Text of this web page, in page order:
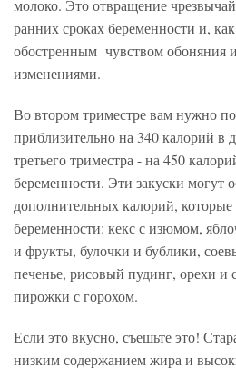
молоко. Это отвращение
ранних сроках беременности и,
обостренным чувством обоняния
изменениями.
Во втором триместре вам нужно
приблизительно на 340 калорий в
третьего триместра - на 450
беременности. Эти закуски могут
дополнительных калорий,
беременности: кекс с изюмом,
и фрукты, булочки и бублики,
печенье, рисовый пудинг, орехи и
пирожки с горохом.
Если это вкусно, съешьте это!
низким содержанием жира и